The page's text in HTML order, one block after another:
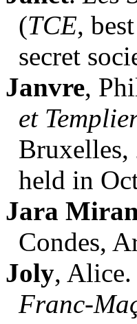
(TCE,
secret
Janvre,
et
Bruxelles,
held in
Jara
Condes,
Joly, Alice.
Franc-